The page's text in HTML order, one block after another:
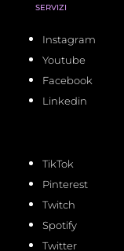
SERVIZI
Instagram
Youtube
Facebook
Linkedin
TikTok
Pinterest
Twitch
Spotify
Twitter